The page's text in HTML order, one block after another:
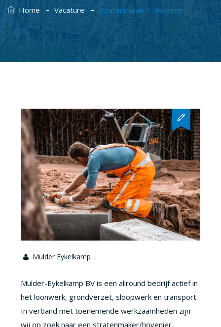
Home – Vacature – Stratenmaker / Hovenier
Mulder Eykelkamp
Mulder-Eykelkamp BV is een allround bedrijf actief in
het loonwerk, grondverzet, sloopwerk en transport.
In verband met toenemende werkzaamheden zijn
wij op zoek naar een stratenmaker/hovenier.